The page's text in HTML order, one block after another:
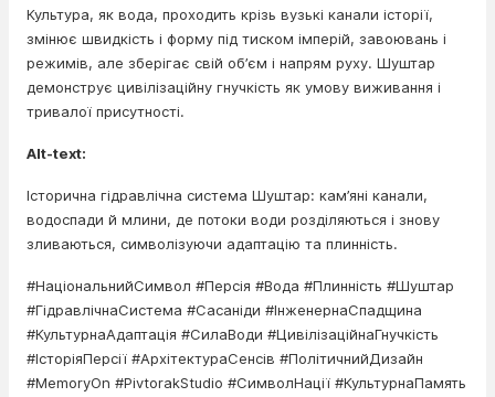
Культура, як вода, проходить крізь вузькі канали історії,
змінює швидкість і форму під тиском імперій, завоювань і
режимів, але зберігає свій об’єм і напрям руху. Шуштар
демонструє цивілізаційну гнучкість як умову виживання і
тривалої присутності.
Alt-text:
Історична гідравлічна система Шуштар: кам’яні канали,
водоспади й млини, де потоки води розділяються і знову
зливаються, символізуючи адаптацію та плинність.
#НаціональнийСимвол #Персія #Вода #Плинність #Шуштар
#ГідравлічнаСистема #Сасаніди #ІнженернаСпадщина
#КультурнаАдаптація #СилаВоди #ЦивілізаційнаГнучкість
#ІсторіяПерсії #АрхітектураСенсів #ПолітичнийДизайн
#MemoryOn #PivtorakStudio #СимволНації #КультурнаПамять